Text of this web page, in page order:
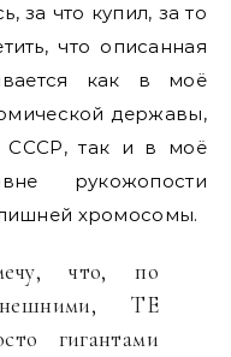
за что купил, за то
что описанная
как в моё
державы,
СССР, так и в моё
рукожопости
хромосомы.
что, по
ТЕ
гигантами